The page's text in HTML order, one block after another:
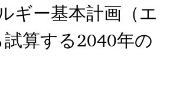
ギー基本計画（エ
算する2040年の